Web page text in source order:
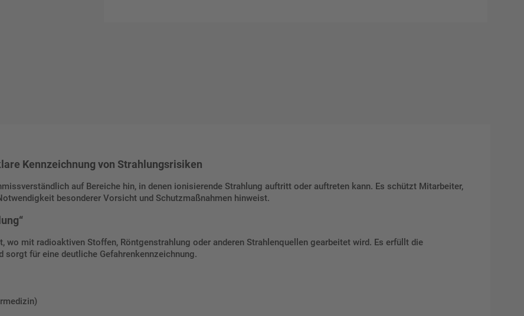
Kennzeichnung von Strahlungsrisiken
auf Bereiche hin, in denen ionisierende Strahlung auftritt oder auftreten kann. Es schützt Mitarbeiter,
besonderer Vorsicht und Schutzmaßnahmen hinweist.
wo mit radioaktiven Stoffen, Röntgenstrahlung oder anderen Strahlenquellen gearbeitet wird. Es erfüllt die
für eine deutliche Gefahrenkennzeichnung.